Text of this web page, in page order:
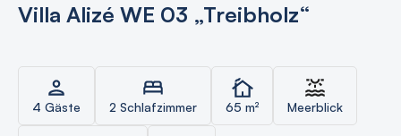
Villa Alizé WE 03 „Treibholz“
4 Gäste 2 Schlafzimmer 65 m² Meerblick